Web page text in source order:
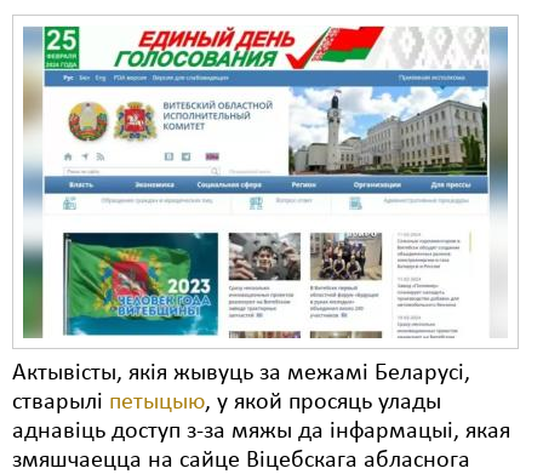
Актывісты, якія жывуць за межамі Беларусі,
стварылі петыцыю, у якой просяць улады
аднавіць доступ з-за мяжы да інфармацыі, якая
змяшчаецца на сайце Віцебскага абласнога
Свабода слова
Свабода сумленьня
Сьмяротнае пакараньне
Экалёгія
Правы працоўных
Сацыяльныя правы